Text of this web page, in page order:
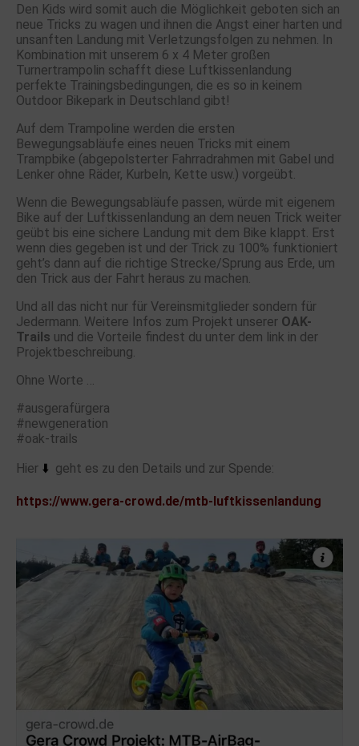
Den Kids wird somit auch die Möglichkeit geboten sich an
neue Tricks zu wagen und ihnen die Angst einer harten und
unsanften Landung mit Verletzungsfolgen zu nehmen. In
Kombination mit unserem 6 x 4 Meter großen
Turnertrampolin schafft diese Luftkissenlandung
perfekte Trainingsbedingungen, die es so in keinem
Outdoor Bikepark in Deutschland gibt!
Auf dem Trampoline werden die ersten
Bewegungsabläufe eines neuen Tricks mit einem
Trampbike (abgepolsterter Fahrradrahmen mit Gabel und
Lenker ohne Räder, Kurbeln, Kette usw.) vorgeübt.
Wenn die Bewegungsabläufe passen, würde mit eigenem
Bike auf der Luftkissenlandung an dem neuen Trick weiter
geübt bis eine sichere Landung mit dem Bike klappt. Erst
wenn dies gegeben ist und der Trick zu 100% funktioniert
geht’s dann auf die richtige Strecke/Sprung aus Erde, um
den Trick aus der Fahrt heraus zu machen.
Und all das nicht nur für Vereinsmitglieder sondern für
Jedermann. Weitere Infos zum Projekt unserer OAK-
Trails und die Vorteile findest du unter dem link in der
Projektbeschreibung.
Ohne Worte …
#ausgerafürgera
#newgeneration
#oak-trails
Hier ⬇️ geht es zu den Details und zur Spende:
https://www.gera-crowd.de/mtb-luftkissenlandung